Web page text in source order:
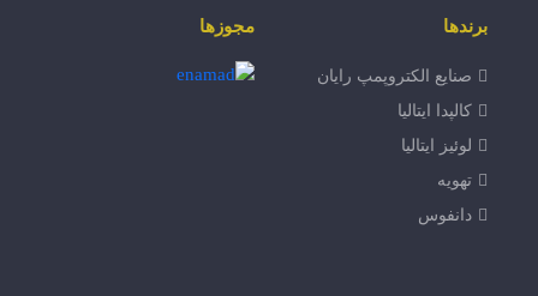
برندها
صنایع الکتروپمپ رایان
کالپدا ایتالیا
لوئیز ایتالیا
تهویه
دانفوس
مجوزها